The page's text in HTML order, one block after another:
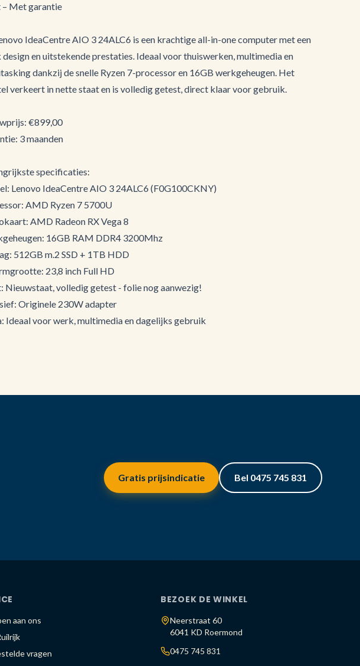
– Met garantie
IdeaCentre AIO 3 24ALC6 is een krachtige all-in-one computer met een
en uitstekende prestaties. Ideaal voor thuiswerken, multimedia en
dankzij de snelle Ryzen 7-processor en 16GB werkgeheugen. Het
verkeert in nette staat en is volledig getest, direct klaar voor gebruik.
€899,00
3 maanden
specificaties:
Lenovo IdeaCentre AIO 3 24ALC6 (F0G100CKNY)
AMD Ryzen 7 5700U
AMD Radeon RX Vega 8
16GB RAM DDR4 3200Mhz
512GB m.2 SSD + 1TB HDD
23,8 inch Full HD
Nieuwstaat, volledig getest - folie nog aanwezig!
Originele 230W adapter
Ideaal voor werk, multimedia en dagelijks gebruik
Gratis prijsindicatie Bel 0475 745 831
aan ons
vragen
BEZOEK DE WINKEL
Neerstraat 60
6041 KD Roermond
0475 745 831